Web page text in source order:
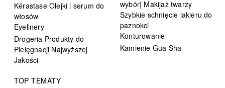
Kérastase Olejki i serum do
włosów
Eyelinery
Drogeria Produkty do
Pielęgnacji Najwyższej
Jakości
wybór| Makijaż twarzy
Szybkie schnięcie lakieru do
paznokci
Konturowanie
Kamienie Gua Sha
TOP TEMATY